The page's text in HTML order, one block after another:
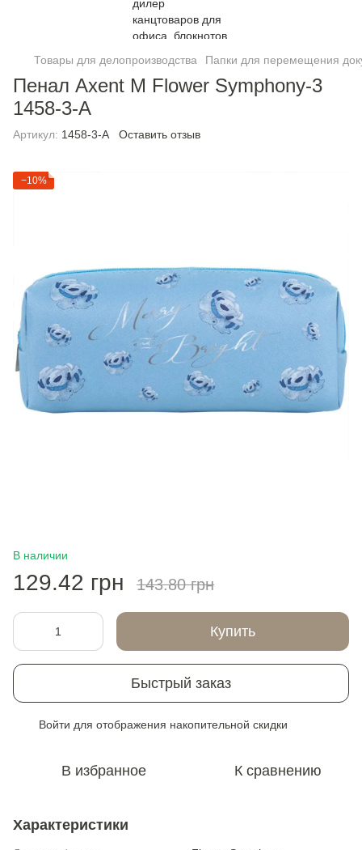
Товары для делопроизводства Папки для перемещения
Пенал Axent M Flower Symphony-3
1458-3-A
Артикул: 1458-3-A Оставить отзыв
−10%
В наличии
129.42 грн 143.80 грн
Купить
Быстрый заказ
Войти для отображения накопительной скидки
В избранное К сравнению
Характеристики